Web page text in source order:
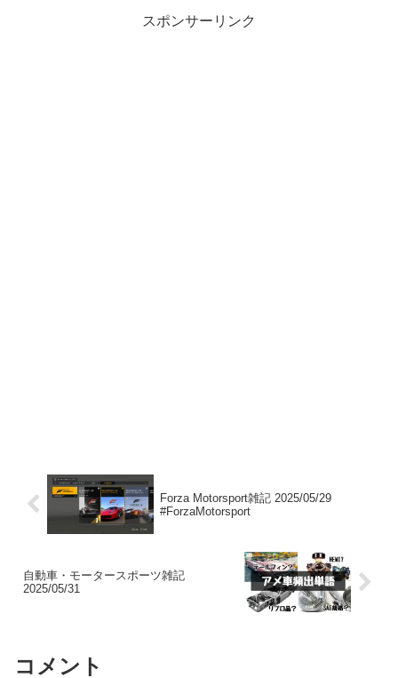
スポンサーリンク
Forza Motorsport雑記 2025/05/29
#ForzaMotorsport
自動車・モータースポーツ雑記
2025/05/31
コメント